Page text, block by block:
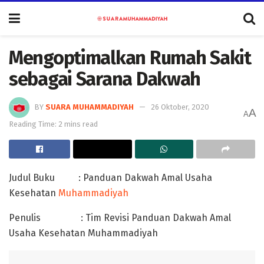
Mengoptimalkan Rumah Sakit
sebagai Sarana Dakwah
BY SUARA MUHAMMADIYAH
26 Oktober, 2020
Reading Time: 2 mins read
AA
Judul Buku : Panduan Dakwah Amal Usaha
Kesehatan Muhammadiyah
Penulis : Tim Revisi Panduan Dakwah Amal
Usaha Kesehatan Muhammadiyah